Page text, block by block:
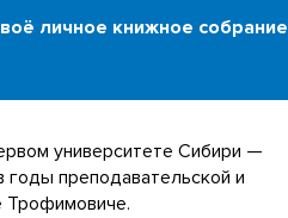
личное книжное собрание
университете Сибири —
преподавательской и
Трофимовиче.